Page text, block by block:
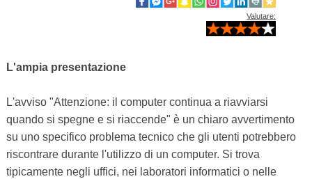
Valutare:
L'ampia presentazione
L'avviso "Attenzione: il computer continua a riavviarsi
quando si spegne e si riaccende" è un chiaro avvertimento
su uno specifico problema tecnico che gli utenti potrebbero
riscontrare durante l'utilizzo di un computer. Si trova
tipicamente negli uffici, nei laboratori informatici o nelle